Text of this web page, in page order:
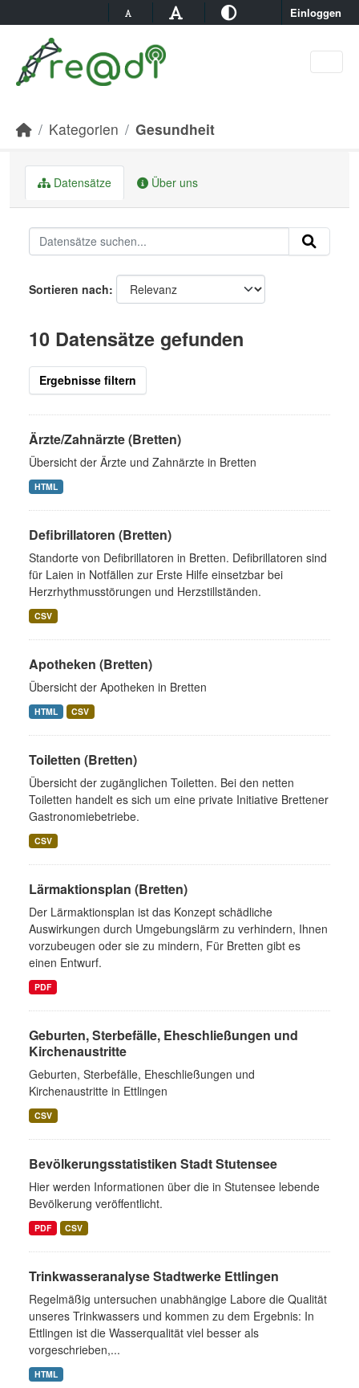
Einloggen
Kategorien Gesundheit
Datensätze Über uns
Sortieren nach
10 Datensätze gefunden
Ergebnisse filtern
Ärzte/Zahnärzte (Bretten)
Übersicht der Ärzte und Zahnärzte in Bretten
HTML
Defibrillatoren (Bretten)
Standorte von Defibrillatoren in Bretten. Defibrillatoren sind
für Laien in Notfällen zur Erste Hilfe einsetzbar bei
Herzrhythmusstörungen und Herzstillständen.
CSV
Apotheken (Bretten)
Übersicht der Apotheken in Bretten
HTML CSV
Toiletten (Bretten)
Übersicht der zugänglichen Toiletten. Bei den netten
Toiletten handelt es sich um eine private Initiative Brettener
Gastronomiebetriebe.
CSV
Lärmaktionsplan (Bretten)
Der Lärmaktionsplan ist das Konzept schädliche
Auswirkungen durch Umgebungslärm zu verhindern, Ihnen
vorzubeugen oder sie zu mindern, Für Bretten gibt es
einen Entwurf.
PDF
Geburten, Sterbefälle, Eheschließungen und
Kirchenaustritte
Geburten, Sterbefälle, Eheschließungen und
Kirchenaustritte in Ettlingen
CSV
Bevölkerungsstatistiken Stadt Stutensee
Hier werden Informationen über die in Stutensee lebende
Bevölkerung veröffentlicht.
PDF CSV
Trinkwasseranalyse Stadtwerke Ettlingen
Regelmäßig untersuchen unabhängige Labore die Qualität
unseres Trinkwassers und kommen zu dem Ergebnis: In
Ettlingen ist die Wasserqualität viel besser als
vorgeschrieben,...
HTML